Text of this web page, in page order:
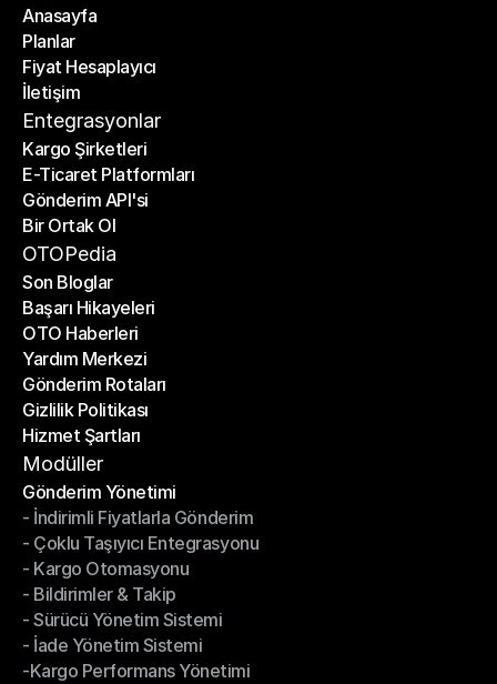
Anasayfa
Anasayfa
Planlar
Planlar
Fiyat Hesaplayıcı
Fiyat Hesaplayıcı
İletişim
İletişim
Entegrasyonlar
Kargo Şirketleri
Kargo Şirketleri
E-Ticaret Platformları
E-Ticaret Platformları
Gönderim API'si
Gönderim API'si
Bir Ortak Ol
Bir Ortak Ol
OTOPedia
Son Bloglar
Son Bloglar
Başarı Hikayeleri
Başarı Hikayeleri
OTO Haberleri
OTO Haberleri
Yardım Merkezi
Yardım Merkezi
Gönderim Rotaları
Gönderim Rotaları
Gizlilik Politikası
Gizlilik Politikası
Hizmet Şartları
Hizmet Şartları
Modüller
Gönderim Yönetimi
Gönderim Yönetimi
- İndirimli Fiyatlarla Gönderim
- İndirimli Fiyatlarla Gönderim
- Çoklu Taşıyıcı Entegrasyonu
- Çoklu Taşıyıcı Entegrasyonu
- Kargo Otomasyonu
- Kargo Otomasyonu
- Bildirimler & Takip
- Bildirimler & Takip
- Sürücü Yönetim Sistemi
- Sürücü Yönetim Sistemi
- İade Yönetim Sistemi
- İade Yönetim Sistemi
-Kargo Performans Yönetimi